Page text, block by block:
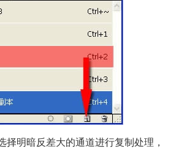
择明暗反差大的通道进行复制处理，